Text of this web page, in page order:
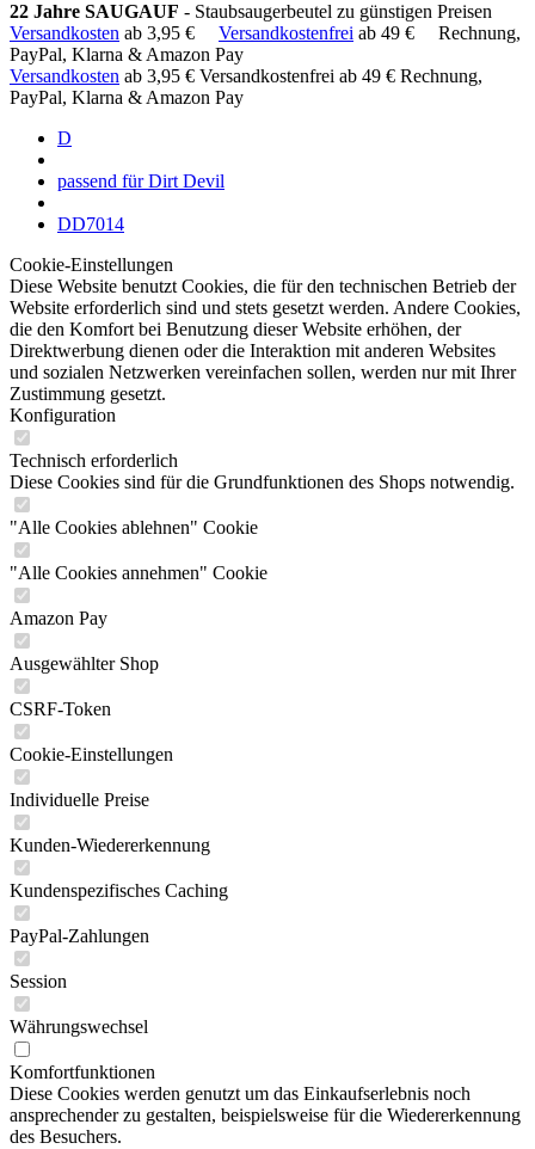
22 Jahre SAUGAUF - Staubsaugerbeutel zu günstigen Preisen
Versandkosten ab 3,95 € Versandkostenfrei ab 49 €
Rechnung,
PayPal, Klarna & Amazon Pay
Versandkosten ab 3,95 € Versandkostenfrei ab 49 € Rechnung,
PayPal, Klarna & Amazon Pay
D
passend für Dirt Devil
DD7014
Cookie-Einstellungen
Diese Website benutzt Cookies, die für den technischen Betrieb der
Website erforderlich sind und stets gesetzt werden. Andere Cookies,
die den Komfort bei Benutzung dieser Website erhöhen, der
Direktwerbung dienen oder die Interaktion mit anderen Websites
und sozialen Netzwerken vereinfachen sollen, werden nur mit Ihrer
Zustimmung gesetzt.
Konfiguration
Technisch erforderlich
Diese Cookies sind für die Grundfunktionen des Shops notwendig.
"Alle Cookies ablehnen" Cookie
"Alle Cookies annehmen" Cookie
Amazon Pay
Ausgewählter Shop
CSRF-Token
Cookie-Einstellungen
Individuelle Preise
Kunden-Wiedererkennung
Kundenspezifisches Caching
PayPal-Zahlungen
Session
Währungswechsel
Komfortfunktionen
Diese Cookies werden genutzt um das Einkaufserlebnis noch
ansprechender zu gestalten, beispielsweise für die Wiedererkennung
des Besuchers.